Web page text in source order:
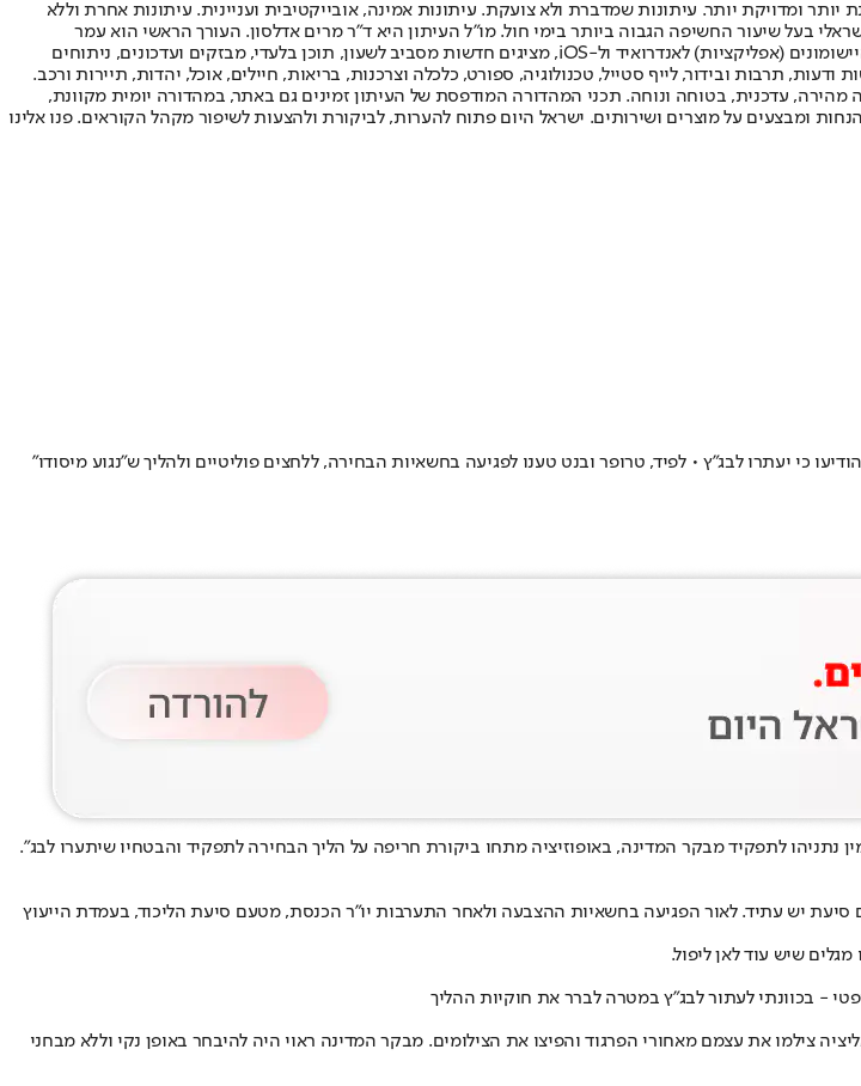
ומדויקת יותר. עיתונות שמדברת ולא צועקת. עיתונות אמינה, אובייקטיבית ועניינית. עיתונות אחרת וללא
30 ביולי 2007, וב-2010 הפך "ישראל היום" לעיתון הישראלי בעל שיעור החשיפה הגבוה ביותר בימי חול. מו"ל העיתון היא ד"ר מרים אדלסון. העורך הראשי הוא עמר
לחמנוביץ, והעורך המייסד הוא עמוס רגב. אתרי האינטרנט של "ישראל היום" בעברית ובאנגלית, כמו כן היישומונים (אפליקציות) לאנדרואיד ול-iOS, מציגים חדשות מסביב לשעון, תוכן בלעדי, מבזקים ועדכונים, ניתוחים
תרבות ובידור, לייף סטייל, טכנולוגיה, ספורט, כלכלה וצרכנות, בריאות, חיילים, אוכל, יהדות, תיירות ורכב.
מהירה, עדכנית, בטוחה ונוחה. תכני המהדורה המודפסת של העיתון זמינים גם באתר, במהדורה יומית מקוונת,
ומבצעים על מוצרים ושירותים. ישראל היום פתוח להערות, לביקורת ולהצעות לשיפור מקהל הקוראים. פנו אלינו
כי יעתרו לבג"ץ • לפיד, טרופר ובנט טענו לפגיעה בחשאיות הבחירה, ללחצים פוליטיים ולהליך ש"נגוע מיסודו"
נתניהו לתפקיד מבקר המדינה, באופוזיציה מתחו ביקורת חריפה על הליך הבחירה לתפקיד והבטחיו שיתערו לבג".
יש עתיד. לאור הפגיעה בחשאיות ההצבעה ולאחר התערבות יו״ר הכנסת, מטעם סיעת הליכוד, בעמדת הייעוץ
שיש עוד לאן ליפול.
- בכוונתי לעתור לבג״ץ במטרה לברר את חוקיות ההליך
את עצמם מאחורי הפרגוד והפיצו את הצילומים. מבקר המדינה ראוי היה להיבחר באופן נקי וללא מבחני